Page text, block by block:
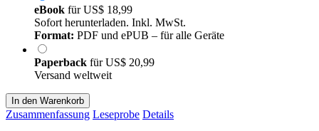
eBook fürUS$ 18,99
Sofort herunterladen. Inkl. MwSt.
Format: PDF und ePUB – für alle Geräte
Paperback fürUS$ 20,99
Versand weltweit
In den Warenkorb
Zusammenfassung Leseprobe Details